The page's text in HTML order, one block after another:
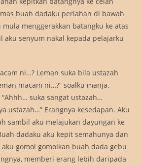
buah dadaku perlahan di bawah
menggerakkan batangku ke atas
aku senyum nakal kepada pelajarku
ni…? Leman suka bila ustazah
macam ni…?” soalku manja.
suka sangat ustazah…
ustazah…” Erangnya kesedapan. Aku
sambil aku melajukan dayungan ke
dadaku aku kepit semahunya dan
gomol gomolkan buah dada gebu
memberi erang lebih daripada